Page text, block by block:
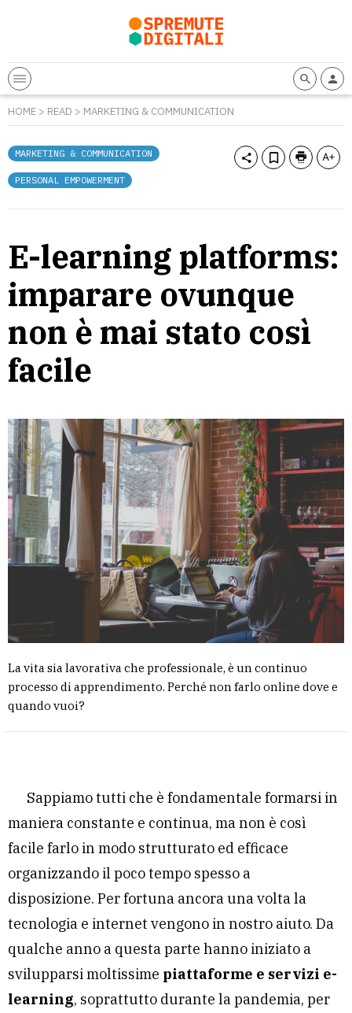
HOME > READ > MARKETING & COMMUNICATION
MARKETING & COMMUNICATION
PERSONAL EMPOWERMENT
E-learning platforms:
imparare ovunque
non è mai stato così
facile
La vita sia lavorativa che professionale, è un continuo
processo di apprendimento. Perché non farlo online dove e
quando vuoi?
Sappiamo tutti che è fondamentale formarsi in
maniera constante e continua, ma non è così
facile farlo in modo strutturato ed efficace
organizzando il poco tempo spesso a
disposizione. Per fortuna ancora una volta la
tecnologia e internet vengono in nostro aiuto. Da
qualche anno a questa parte hanno iniziato a
svilupparsi moltissime piattaforme e servizi e-
learning, soprattutto durante la pandemia, per